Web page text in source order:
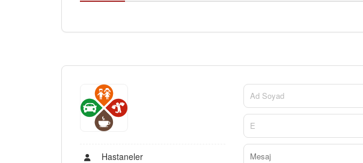
Hastaneler